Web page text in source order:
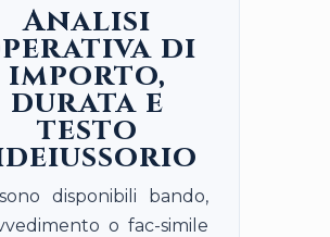
Analisi
di
importo,
durata e
testo
disponibili bando,
o fac-simile